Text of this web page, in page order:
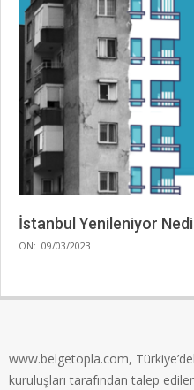
İstanbul Yenileniyor
2023-
ON: 09/03/2023
www.belgetopla.com,
kuruluşları tarafından talep